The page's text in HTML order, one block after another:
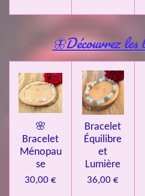
🦋Découvrez les
🌸
Bracelet
Ménopau
se
30,00 €
Bracelet
Équilibre
et
Lumière
36,00 €